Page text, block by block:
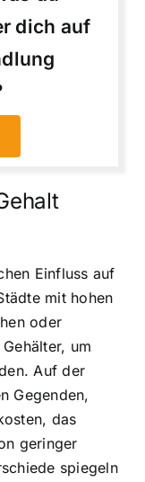
dich auf
Einfluss auf
mit hohen
oder
um
Auf der
Gegenden,
das
geringer
spiegeln